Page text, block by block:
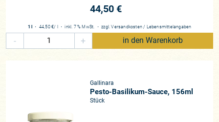
44,50 €
1 l ・ 44,50 €/ l ・inkl. 7 % MwSt. ・zzgl.Versandkosten / Lebensmittelangaben
- + in den Warenkorb
Gallinara
Pesto-Basilikum-Sauce, 156ml
Stück